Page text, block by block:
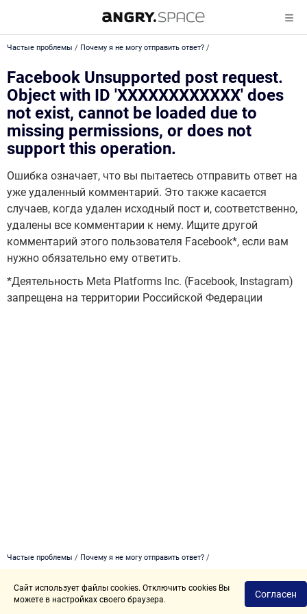
Сайт использует файлы cookies. Отключить cookies Вы
можете в настройках своего браузера.
Согласен
Частые проблемы / Почему я не могу отправить ответ? /
Facebook Unsupported post request.
Object with ID 'XXXXXXXXXXXX' does
not exist, cannot be loaded due to
missing permissions, or does not
support this operation.
Ошибка означает, что вы пытаетесь отправить ответ на
уже удаленный комментарий. Это также касается
случаев, когда удален исходный пост и, соответственно,
удалены все комментарии к нему. Ищите другой
комментарий этого пользователя Facebook*, если вам
нужно обязательно ему ответить.
*Деятельность Meta Platforms Inc. (Facebook, Instagram)
запрещена на территории Российской Федерации
Частые проблемы / Почему я не могу отправить ответ? /
Политика конфиденциальности Пользовательское соглашение
2017 - 2026 © Angry.Space